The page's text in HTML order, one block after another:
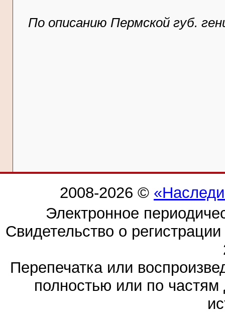
По описанию Пермской губ.
2008-2026 ©
Электронное
Свидетельство о
Перепечатка или
полностью или по частям